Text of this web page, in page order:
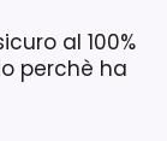
al 100%
perchè ha